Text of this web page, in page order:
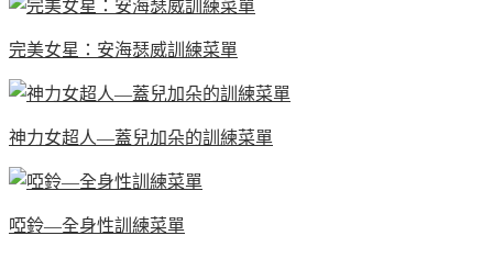
完美女星：安海瑟威訓練菜單
神力女超人—蓋兒加朵的訓練菜單
啞鈴—全身性訓練菜單